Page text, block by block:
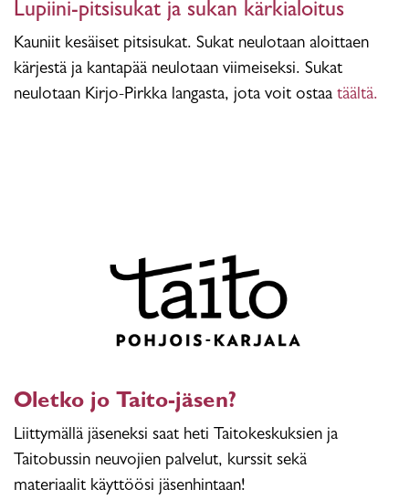
Lupiini-pitsisukat ja sukan kärkialoitus
Kauniit kesäiset pitsisukat. Sukat neulotaan aloittaen
kärjestä ja kantapää neulotaan viimeiseksi. Sukat
neulotaan Kirjo-Pirkka langasta, jota voit ostaa täältä.
Oletko jo Taito-jäsen?
Liittymällä jäseneksi saat heti Taitokeskuksien ja
Taitobussin neuvojien palvelut, kurssit sekä
materiaalit käyttöösi jäsenhintaan!